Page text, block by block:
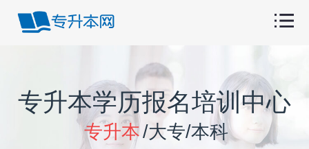
专升本学历报名培训中心
专升本/大专/本科